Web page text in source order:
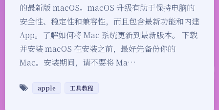
的最新版 macOS。macOS 升级有助于保持电脑的
安全性、稳定性和兼容性，而且包含最新功能和内建
App。了解如何将 Mac 系统更新到最新版本。 下载
并安装 macOS 在安装之前，最好先备份你的
Mac。安装期间，请不要将 Ma…
apple 工具教程